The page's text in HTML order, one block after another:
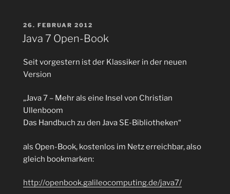
VERÖFFENTLICHT
AM
26. FEBRUAR 2012
Java 7 Open-Book
Seit vorgestern ist der Klassiker in der neuen
Version
„Java 7 – Mehr als eine Insel von Christian
Ullenboom
Das Handbuch zu den Java SE-Bibliotheken“
als Open-Book, kostenlos im Netz erreichbar, also
gleich bookmarken:
http://openbook.galileocomputing.de/java7/